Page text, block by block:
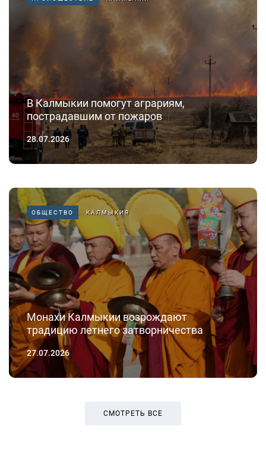
В Калмыкии помогут аграриям,
пострадавшим от пожаров
28.07.2026
ОБЩЕСТВО КАЛМЫКИЯ
Монахи Калмыкии возрождают
традицию летнего затворничества
27.07.2026
СМОТРЕТЬ ВСЕ